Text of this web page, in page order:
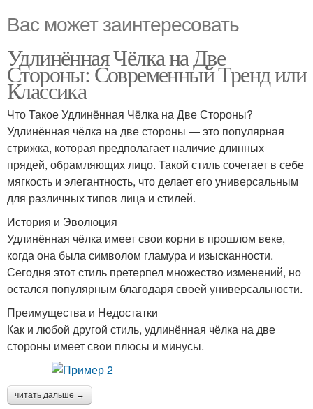
Вас может заинтересовать
Удлинённая Чёлка на Две
Стороны: Современный Тренд или
Классика
Что Такое Удлинённая Чёлка на Две Стороны?
Удлинённая чёлка на две стороны — это популярная
стрижка, которая предполагает наличие длинных
прядей, обрамляющих лицо. Такой стиль сочетает в себе
мягкость и элегантность, что делает его универсальным
для различных типов лица и стилей.
История и Эволюция
Удлинённая чёлка имеет свои корни в прошлом веке,
когда она была символом гламура и изысканности.
Сегодня этот стиль претерпел множество изменений, но
остался популярным благодаря своей универсальности.
Преимущества и Недостатки
Как и любой другой стиль, удлинённая чёлка на две
стороны имеет свои плюсы и минусы.
читать дальше →